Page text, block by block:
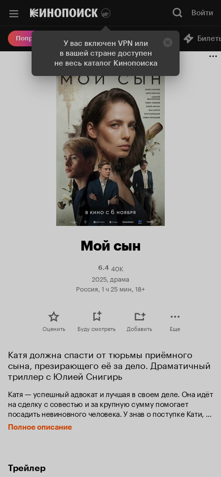
У вас включен VPN или
в вашей стране доступен
не весь каталог Кинопоиска
Войти
Попробовать Плюс Онлайн-кинотеатр
Мой сын
6.4Рейтинг
Кинопоиска
6.4
40K
2025, драма
Россия, 1 ч 25 мин, 18+
Оценить Буду смотреть Добавить Еще
Катя должна спасти от тюрьмы приёмного
сына, презирающего её за дело. Драматичный
триллер с Юлией Снигирь
Катя — успешный адвокат и лучшая в своем деле. Она идёт
на сделку с совестью и за крупную сумму помогает
посадить невиновного человека. У знав о поступке Кати,
её сын сбегает из дома. Вместе с друзьями из спортивной
секции он сам решает вершить правосудие. И теперь мать
Полное описание
Трейлер